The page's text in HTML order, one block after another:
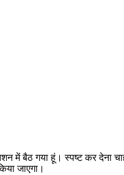
बैठ गया हूं। स्पष्ट कर देना
जाएगा।